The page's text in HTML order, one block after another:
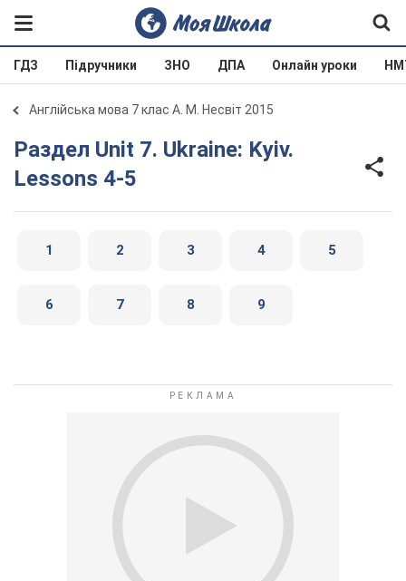
ГДЗ Підручники ЗНО ДПА Онлайн уроки
Англійська мова 7 клас А. М. Несвіт 2015
Раздел Unit 7. Ukraine: Kyiv.
Lessons 4-5
1 2 3 4 5
6 7 8 9